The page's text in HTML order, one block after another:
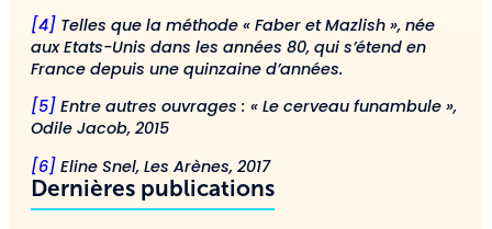
[4] Telles que la méthode « Faber et Mazlish », née
aux Etats-Unis dans les années 80, qui s’étend en
France depuis une quinzaine d’années.
[5] Entre autres ouvrages : « Le cerveau funambule »,
Odile Jacob, 2015
[6] Eline Snel, Les Arènes, 2017
Dernières publications